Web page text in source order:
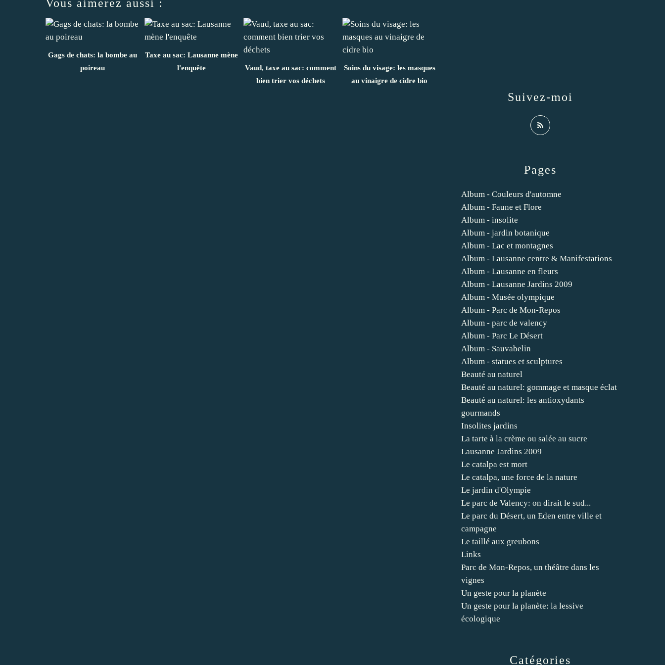
Vous aimerez aussi :
Gags de chats: la bombe au
poireau
Taxe au sac: Lausanne mène
l'enquête
Vaud, taxe au sac: comment
bien trier vos déchets
Soins du visage: les masques
au vinaigre de cidre bio
Catégories
Pages
Album - Couleurs d'automne
Album - Faune et Flore
Album - insolite
Album - jardin botanique
Album - Lac et montagnes
Album - Lausanne centre & Manifestations
Album - Lausanne en fleurs
Album - Lausanne Jardins 2009
Album - Musée olympique
Album - Parc de Mon-Repos
Album - parc de valency
Album - Parc Le Désert
Album - Sauvabelin
Album - statues et sculptures
Beauté au naturel
Beauté au naturel: gommage et masque éclat
Beauté au naturel: les antioxydants
gourmands
Insolites jardins
La tarte à la crème ou salée au sucre
Lausanne Jardins 2009
Le catalpa est mort
Le catalpa, une force de la nature
Le jardin d'Olympie
Le parc de Valency: on dirait le sud...
Le parc du Désert, un Eden entre ville et
campagne
Le taillé aux greubons
Links
Parc de Mon-Repos, un théâtre dans les
vignes
Un geste pour la planète
Un geste pour la planète: la lessive
écologique
Suivez-moi